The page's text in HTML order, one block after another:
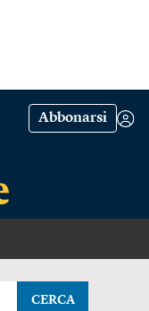
Abbonarsi
CERCA